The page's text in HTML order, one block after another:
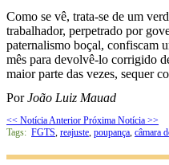
Como se vê, trata-se de um
trabalhador, perpetrado por
paternalismo boçal, confiscam
mês para devolvê-lo corrigido
maior parte das vezes, sequer
PorJoão Luiz Mauad
<< Notícia Anterior Próxima Notícia >>
Tags: FGTS, reajuste, poupança, câmara